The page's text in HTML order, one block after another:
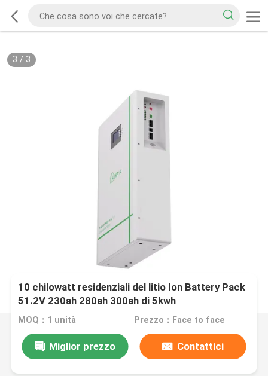
3 / 3
10 chilowatt residenziali del litio Ion Battery Pack
51.2V 230ah 280ah 300ah di 5kwh
MOQ：1 unità Prezzo：Face to face
Miglior prezzo Contattici